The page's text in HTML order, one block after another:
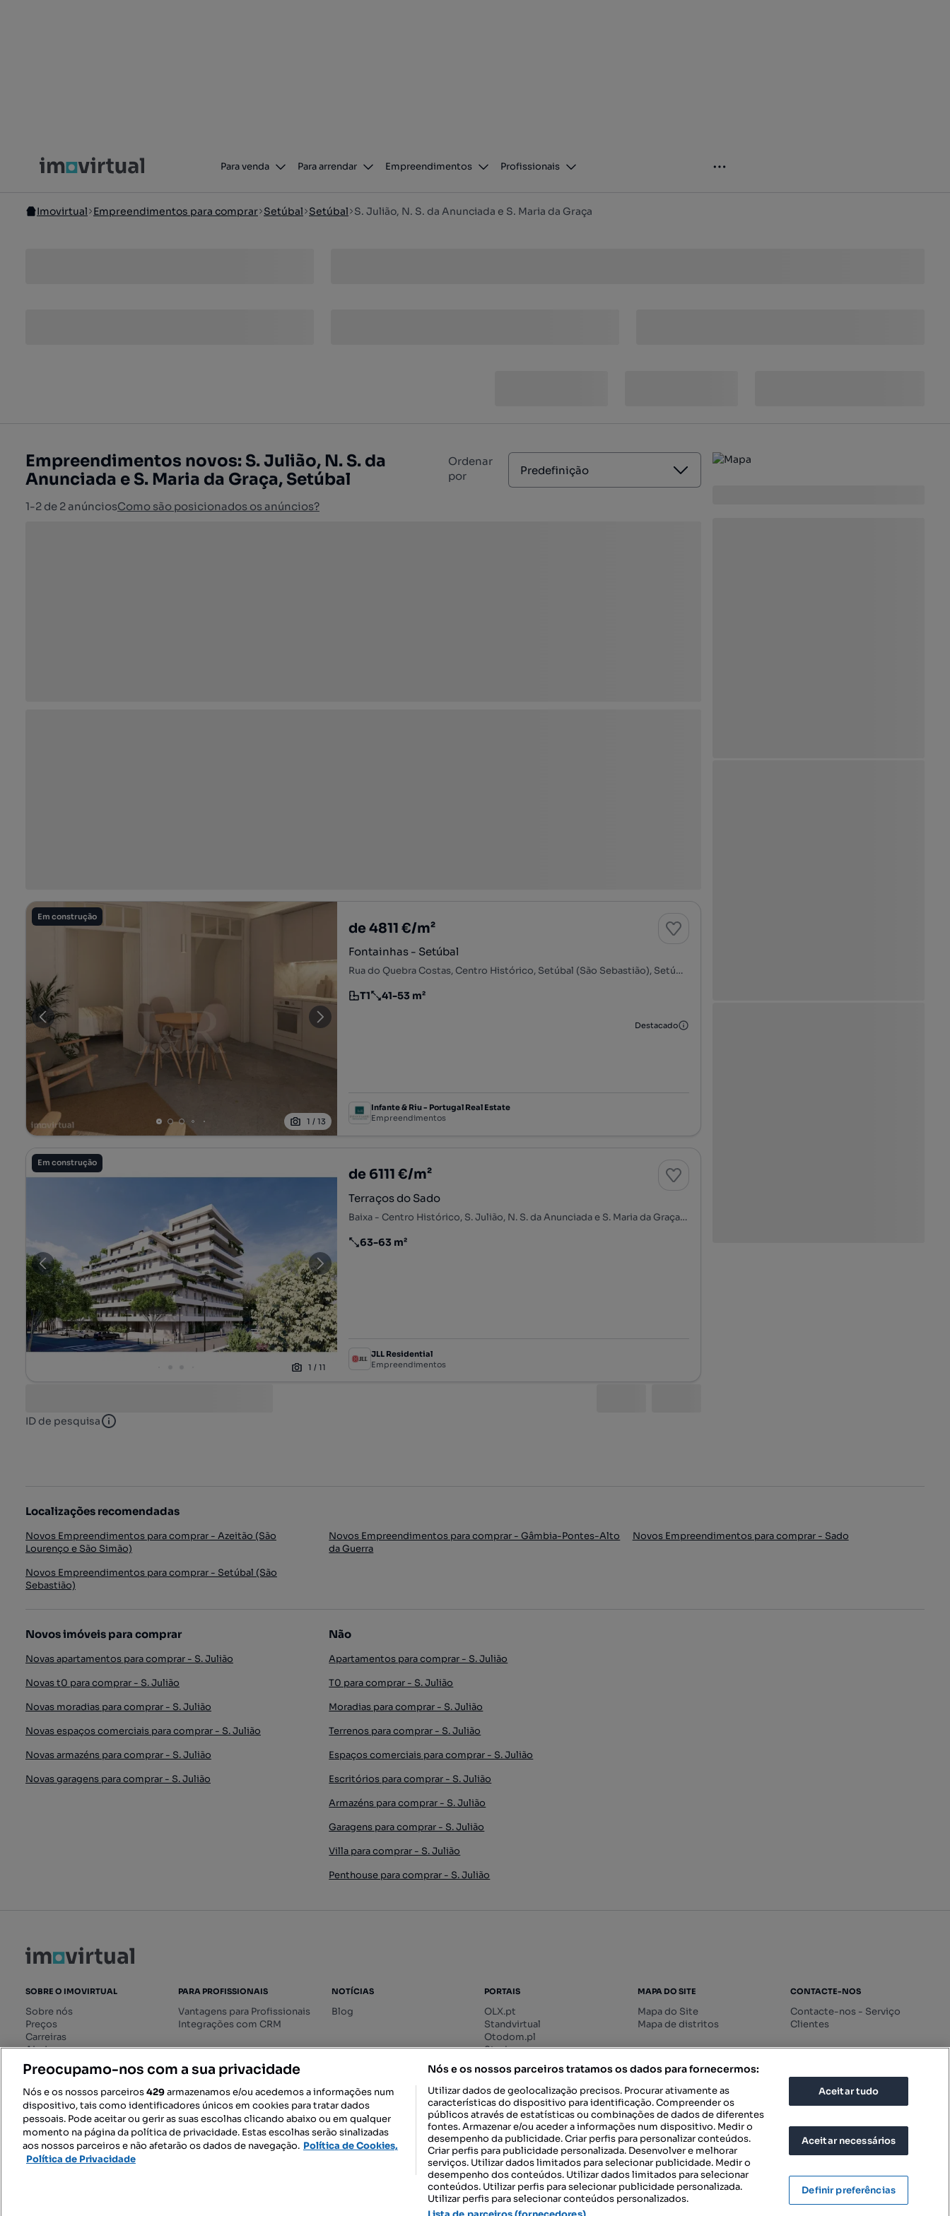
Para venda Para arrendar Empreendimentos Profissionais
Imovirtual Empreendimentos para comprar Setúbal Setúbal S. Julião, N. S. da Anunciada e S. Maria da Graça
Empreendimentos novos: S. Julião, N. S. da
Anunciada e S. Maria da Graça, Setúbal
1-2 de 2 anúnciosComo são posicionados os anúncios?
Ordenar
por
Predefinição
Em construção
1 /13
de 4811 €/m²
Fontainhas - Setúbal
Rua do Quebra Costas, Centro Histórico, Setúbal (São Sebastião), Setúbal, Setúbal
Tipologia
T1
Preço por metro quadrado
41-53 m²
Destacado
Infante & Riu - Portugal Real Estate
Empreendimentos
Em construção
1 /11
de 6111 €/m²
Terraços do Sado
Baixa - Centro Histórico, S. Julião, N. S. da Anunciada e S. Maria da Graça, Setúbal, Setúbal
Preço por metro quadrado
63-63 m²
JLL Residential
Empreendimentos
ID de pesquisa ID de pesquisa
Localizações recomendadas
Novos Empreendimentos para comprar - Azeitão (São
Lourenço e São Simão)
Novos Empreendimentos para comprar - Gâmbia-Pontes-Alto
da Guerra
Novos Empreendimentos para comprar - Sado
Novos Empreendimentos para comprar - Setúbal (São
Sebastião)
Novos imóveis para comprar
Novas apartamentos para comprar - S. Julião
Novas t0 para comprar - S. Julião
Novas moradias para comprar - S. Julião
Novas espaços comerciais para comprar - S. Julião
Novas armazéns para comprar - S. Julião
Novas garagens para comprar - S. Julião
Não
Apartamentos para comprar - S. Julião
T0 para comprar - S. Julião
Moradias para comprar - S. Julião
Terrenos para comprar - S. Julião
Espaços comerciais para comprar - S. Julião
Escritórios para comprar - S. Julião
Armazéns para comprar - S. Julião
Garagens para comprar - S. Julião
Villa para comprar - S. Julião
Penthouse para comprar - S. Julião
SOBRE O IMOVIRTUAL
Sobre nós
Preços
Carreiras
Ajuda
Livro de Reclamações online
Regulamento dos Serviços
Digitais
PARA PROFISSIONAIS
Vantagens para Profissionais
Integrações com CRM
NOTÍCIAS
Blog
PORTAIS
OLX.pt
Standvirtual
Otodom.pl
Storia.ro
MAPA DO SITE
Mapa do Site
Mapa de distritos
CONTACTE-NOS
Contacte-nos - Serviço
Clientes
SIGA-NOS: DESCARREGAR NA:
TERMOS DE UTILIZAÇÃO POLÍTICA DE PRIVACIDADE CONFIGURAÇÕES DE PRIVACIDADE
Preocupamo-nos com a sua privacidade
Nós e os nossos parceiros429armazenamos e/ou acedemos a informações num
dispositivo, tais como identificadores únicos em cookies para tratar dados
pessoais. Pode aceitar ou gerir as suas escolhas clicando abaixo ou em qualquer
momento na página da política de privacidade. Estas escolhas serão sinalizadas
aos nossos parceiros e não afetarão os dados de navegação. Política de Cookies,
Política de Privacidade
Nós e os nossos parceiros tratamos os dados para fornecermos:
Utilizar dados de geolocalização precisos. Procurar ativamente as
características do dispositivo para identificação. Compreender os
públicos através de estatísticas ou combinações de dados de diferentes
fontes. Armazenar e/ou aceder a informações num dispositivo. Medir o
desempenho da publicidade. Criar perfis para personalizar conteúdos.
Criar perfis para publicidade personalizada. Desenvolver e melhorar
serviços. Utilizar dados limitados para selecionar publicidade. Medir o
desempenho dos conteúdos. Utilizar dados limitados para selecionar
conteúdos. Utilizar perfis para selecionar publicidade personalizada.
Utilizar perfis para selecionar conteúdos personalizados.
Aceitar tudo
Aceitar necessários
Definir preferências